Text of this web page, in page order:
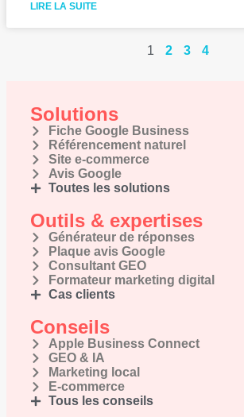
LIRE LA SUITE
1 2 3 4
Solutions
Fiche Google Business
Référencement naturel
Site e-commerce
Avis Google
Toutes les solutions
Outils & expertises
Générateur de réponses
Plaque avis Google
Consultant GEO
Formateur marketing digital
Cas clients
Conseils
Apple Business Connect
GEO & IA
Marketing local
E-commerce
Tous les conseils